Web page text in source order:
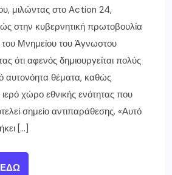
μιλώντας στο Action 24,
στην κυβερνητική πρωτοβουλία
του Μνημείου του Άγνωστου
ότι αφενός δημιουργείται πολύς
θέματα, καθώς
ιερό χώρο εθνικής ενότητας που
σημείο αντιπαράθεσης. «Αυτό
[…]